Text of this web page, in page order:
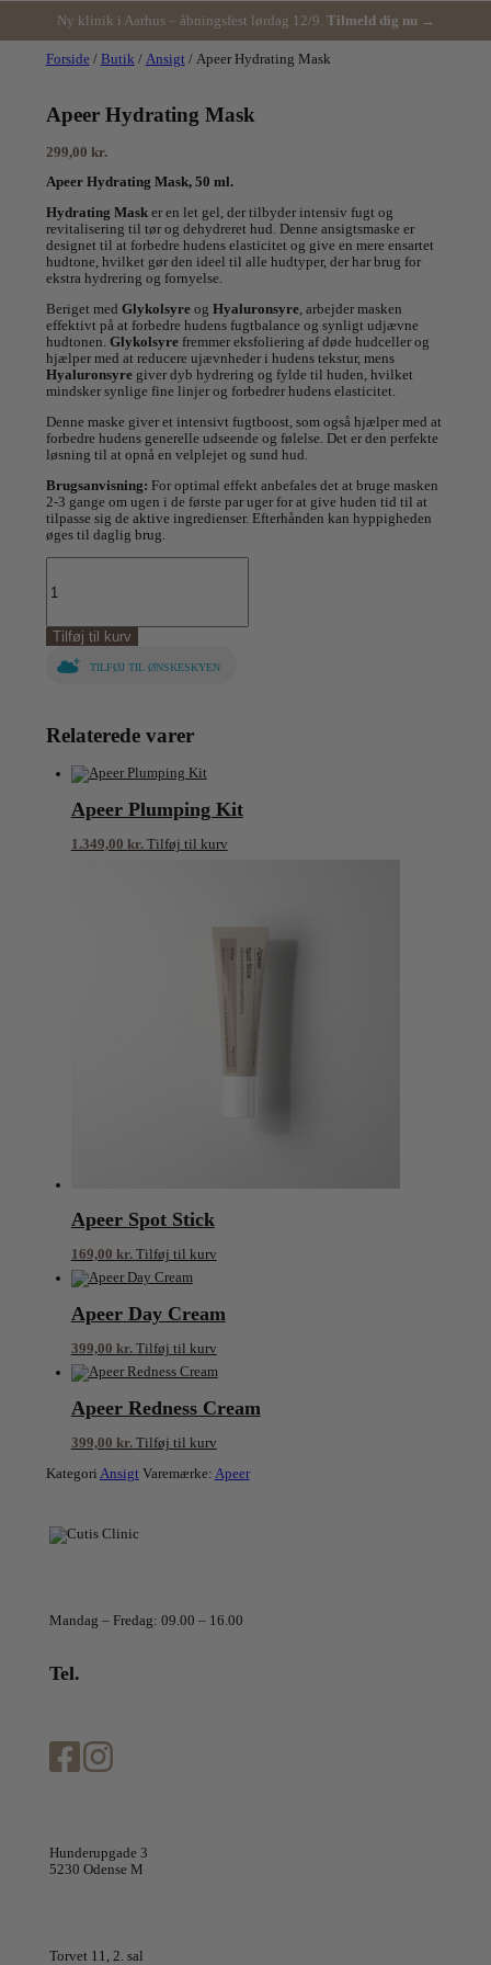
Ny klinik i Aarhus – åbningsfest lørdag 12/9. Tilmeld dig nu →
Forside / Butik / Ansigt / Apeer Hydrating Mask
Apeer Hydrating Mask
299,00 kr.
Apeer Hydrating Mask, 50 ml.
Hydrating Masker en let gel, der tilbyder intensiv fugt og
revitalisering til tør og dehydreret hud. Denne ansigtsmaske er
designet til at forbedre hudens elasticitet og give en mere ensartet
hudtone, hvilket gør den ideel til alle hudtyper, der har brug for
ekstra hydrering og fornyelse.
Beriget med Glykolsyreog Hyaluronsyre, arbejder masken
effektivt på at forbedre hudens fugtbalance og synligt udjævne
hudtonen. Glykolsyrefremmer eksfoliering af døde hudceller og
hjælper med at reducere ujævnheder i hudens tekstur, mens
Hyaluronsyregiver dyb hydrering og fylde til huden, hvilket
mindsker synlige fine linjer og forbedrer hudens elasticitet.
Denne maske giver et intensivt fugtboost, som også hjælper med at
forbedre hudens generelle udseende og følelse. Det er den perfekte
løsning til at opnå en velplejet og sund hud.
Brugsanvisning: For optimal effekt anbefales det at bruge masken
2-3 gange om ugen i de første par uger for at give huden tid til at
tilpasse sig de aktive ingredienser. Efterhånden kan hyppigheden
øges til daglig brug.
Mask
Tilføj til kurv
TILFØJ TIL ØNSKESKYEN
Relaterede varer
Apeer Plumping Kit
1.349,00 kr. Tilføj til kurv
Apeer Spot Stick
169,00 kr. Tilføj til kurv
Apeer Day Cream
399,00 kr. Tilføj til kurv
Apeer Redness Cream
399,00 kr. Tilføj til kurv
Kategori Ansigt Varemærke: Apeer
Mandag – Fredag: 09.00 – 16.00
Tel.
Hunderupgade 3
5230 Odense M
Torvet 11, 2. sal